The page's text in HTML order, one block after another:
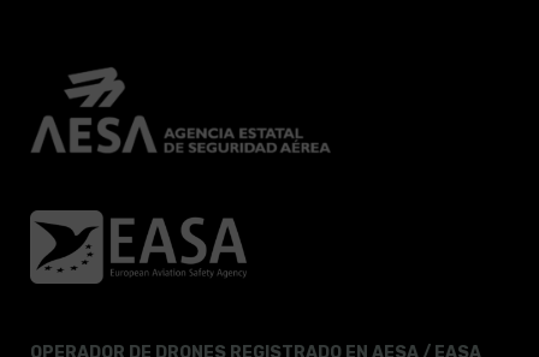
OPERADOR DE DRONES REGISTRADO EN AESA / EASA